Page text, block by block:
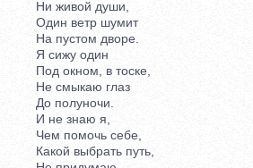
Ни живой души,
Один ветр шумит
На пустом дворе.
Я сижу один
Под окном, в тоске,
Не смыкаю глаз
До полуночи.
И не знаю я,
Чем помочь себе,
Какой выбрать путь,